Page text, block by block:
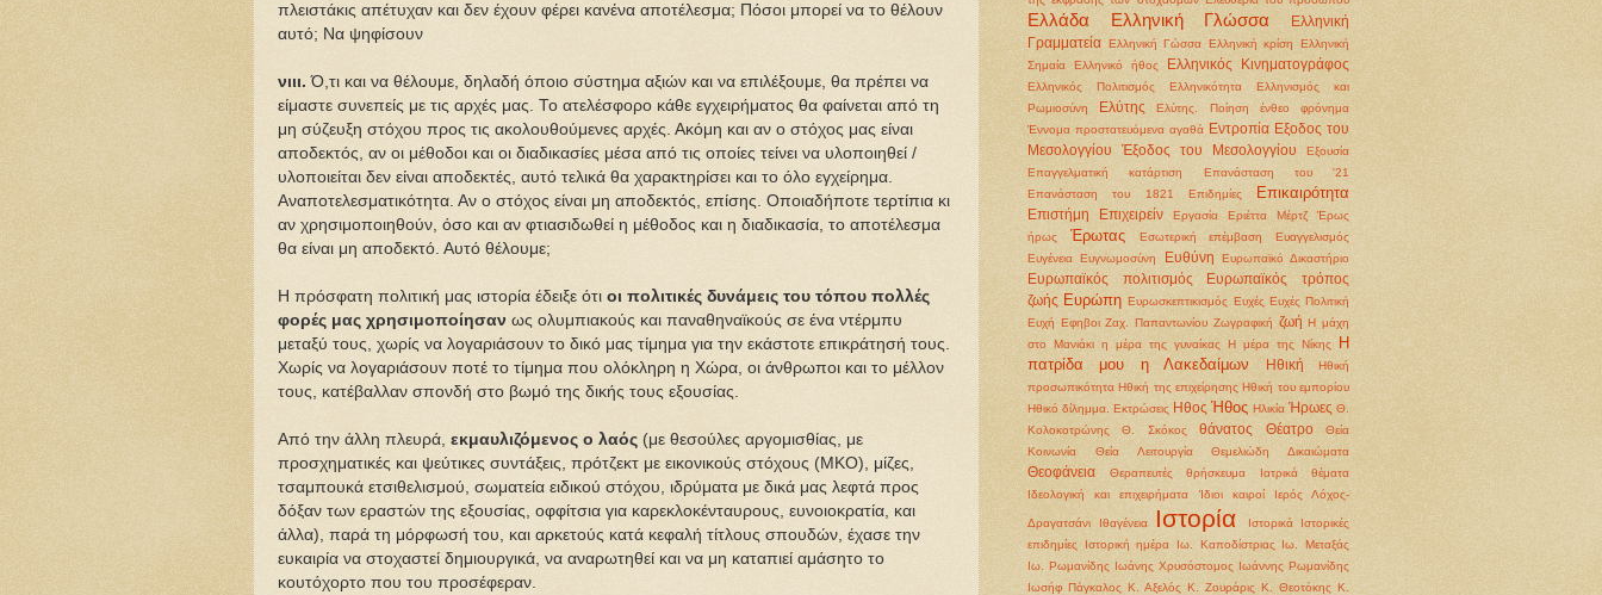
πλειστάκις απέτυχαν και δεν έχουν φέρει κανένα αποτέλεσμα; Πόσοι μπορεί να το θέλουν
αυτό; Να ψηφίσουν
νιιι. Ό,τι και να θέλουμε, δηλαδή όποιο σύστημα αξιών και να επιλέξουμε, θα πρέπει να
είμαστε συνεπείς με τις αρχές μας. Το ατελέσφορο κάθε εγχειρήματος θα φαίνεται από τη
μη σύζευξη στόχου προς τις ακολουθούμενες αρχές. Ακόμη και αν ο στόχος μας είναι
αποδεκτός, αν οι μέθοδοι και οι διαδικασίες μέσα από τις οποίες τείνει να υλοποιηθεί /
υλοποιείται δεν είναι αποδεκτές, αυτό τελικά θα χαρακτηρίσει και το όλο εγχείρημα.
Αναποτελεσματικότητα. Αν ο στόχος είναι μη αποδεκτός, επίσης. Οποιαδήποτε τερτίπια κι
αν χρησιμοποιηθούν, όσο και αν φτιασιδωθεί η μέθοδος και η διαδικασία, το αποτέλεσμα
θα είναι μη αποδεκτό. Αυτό θέλουμε;
Η πρόσφατη πολιτική μας ιστορία έδειξε ότι οι πολιτικές δυνάμεις του τόπου πολλές
φορές μας χρησιμοποίησαν ως ολυμπιακούς και παναθηναϊκούς σε ένα ντέρμπυ
μεταξύ τους, χωρίς να λογαριάσουν το δικό μας τίμημα για την εκάστοτε επικράτησή τους.
Χωρίς να λογαριάσουν ποτέ το τίμημα που ολόκληρη η Χώρα, οι άνθρωποι και το μέλλον
τους, κατέβαλλαν σπονδή στο βωμό της δικής τους εξουσίας.
Από την άλλη πλευρά, εκμαυλιζόμενος ο λαός (με θεσούλες αργομισθίας, με
προσχηματικές και ψεύτικες συντάξεις, πρότζεκτ με εικονικούς στόχους (ΜΚΟ), μίζες,
τσαμπουκά ετσιθελισμού, σωματεία ειδικού στόχου, ιδρύματα με δικά μας λεφτά προς
δόξαν των εραστών της εξουσίας, οφφίτσια για καρεκλοκένταυρους, ευνοιοκρατία, και
άλλα), παρά τη μόρφωσή του, και αρκετούς κατά κεφαλή τίτλους σπουδών, έχασε την
ευκαιρία να στοχαστεί δημιουργικά, να αναρωτηθεί και να μη καταπιεί αμάσητο το
κουτόχορτο που του προσέφεραν.
Ελλάδα Ελληνική Γλώσσα
Ελληνική
Γραμματεία Ελληνική Γώσσα Ελληνική κρίση
Ελληνική
Σημαία
Ελληνικό ήθος Ελληνικός Κινηματογράφος
Ελληνικός Πολιτισμός Ελληνικότητα
Ελληνισμός και
Ρωμιοσύνη
Ελύτης Ελύτης. Ποίηση
ένθεο φρόνημα
Έννομα προστατευόμενα αγαθά Εντροπία Εξοδος του
Μεσολογγίου
Έξοδος του Μεσολογγίου
Εξουσία
Επαγγελματική κατάρτιση
Επανάσταση του '21
Επανάσταση του 1821
Επιδημίες Επικαιρότητα
Επιστήμη Επιχειρείν Εργασία Εριέττα Μέρτζ
Έρως
ήρως
Έρωτας Εσωτερική επέμβαση
Ευαγγελισμός
Ευγένεια Ευγνωμοσύνη Ευθύνη Ευρωπαϊκό Δικαστήριο
Ευρωπαϊκός πολιτισμός
Ευρωπαϊκός τρόπος
ζωής Ευρώπη Ευρωσκεπτικισμός Ευχές Ευχές Πολιτική
Ευχή Εφηβοι Ζαχ. Παπαντωνίου Ζωγραφική ζωή Η μάχη
στο Μανιάκι η μέρα της γυναίκας Η μέρα της Νίκης
Η
πατρίδα μου η Λακεδαίμων
Ηθική
Ηθική
προσωπικότητα Ηθική της επιχείρησης Ηθική του εμπορίου
Ηθικό δίλημμα. Εκτρώσεις Ηθος Ήθος Ηλικία Ήρωες Θ.
Κολοκοτρώνης
Θ. Σκόκος θάνατος Θέατρο
Θεία
Κοινωνία
Θεία Λειτουργία Θεμελιώδη Δικαιώματα
Θεοφάνεια Θεραπευτές θρήσκευμα
Ιατρικά θέματα
Ιδεολογική και επιχειρήματα
Ίδιοι καιροί Ιερός Λόχος-
Δραγατσάνι Ιθαγένεια Ιστορία Ιστορικά
Ιστορικές
επιδημίες
Ιστορική ημέρα Ιω. Καποδίστριας
Ιω. Μεταξάς
Ιω. Ρωμανίδης Ιωάνης Χρυσόστομος Ιωάννης Ρωμανίδης
Ιωσήφ Πάγκαλος Κ. Αξελός Κ. Ζουράρις Κ. Θεοτόκης Κ.